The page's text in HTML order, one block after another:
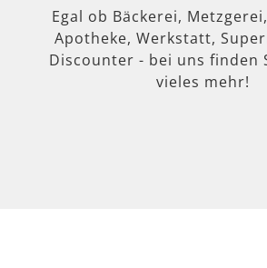
Egal ob Bäckerei,
Apotheke, Werkstatt,
Discounter - bei uns finden
vieles mehr!